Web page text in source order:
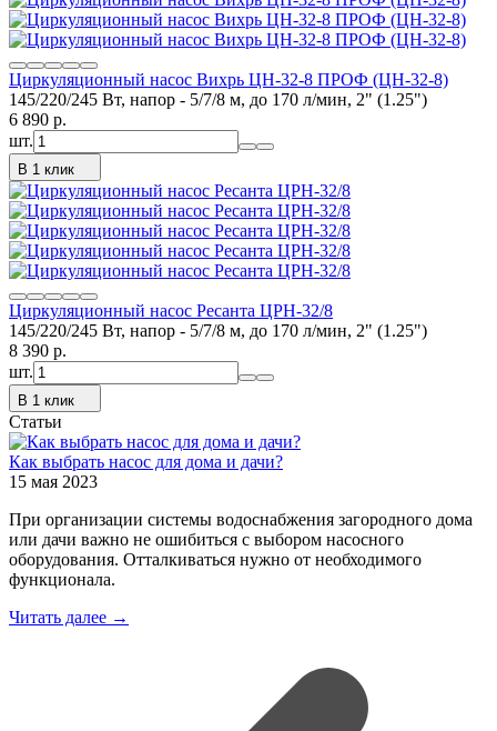
Циркуляционный насос Вихрь ЦН-32-8 ПРОФ (ЦН-32-8)
145/220/245 Вт, напор - 5/7/8 м, до 170 л/мин, 2" (1.25")
6 890 p.
шт.
В 1 клик
Циркуляционный насос Ресанта ЦРН-32/8
145/220/245 Вт, напор - 5/7/8 м, до 170 л/мин, 2" (1.25")
8 390 p.
шт.
В 1 клик
Статьи
Как выбрать насос для дома и дачи?
15 мая 2023
При организации системы водоснабжения загородного дома
или дачи важно не ошибиться с выбором насосного
оборудования. Отталкиваться нужно от необходимого
функционала.
Читать далее →